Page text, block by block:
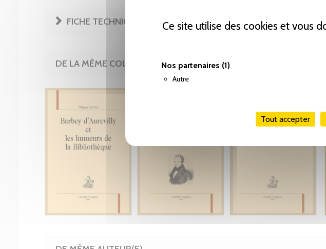
Ce site utilise des cookies et vous
Nos partenaires (1)
Autre
Tout accepter
FICHE TECHNIQUE
DE LA MÊME COLLECTION